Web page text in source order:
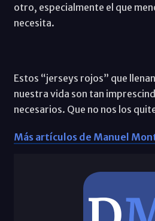
otro, especialmente el que
necesita.
Estos “jerseys rojos” que
nuestra vida son tan
necesarios. Que no nos los
Más artículos de Manuel